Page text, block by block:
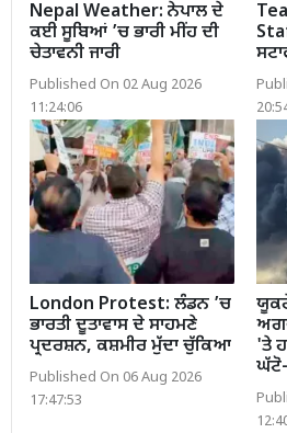
Nepal Weather: ਨੇਪਾਲ ਦੇ
ਕਈ ਸੂਬਿਆਂ ’ਚ ਭਾਰੀ ਮੀਂਹ ਦੀ
ਚੇਤਾਵਨੀ ਜਾਰੀ
Published On 02 Aug 2026
11:24:06
London Protest: ਲੰਡਨ ’ਚ
ਭਾਰਤੀ ਦੂਤਾਵਾਸ ਦੇ ਸਾਹਮਣੇ
ਪ੍ਰਦਰਸ਼ਨ, ਕਸ਼ਮੀਰ ਮੁੱਦਾ ਚੁੱਕਿਆ
Published On 06 Aug 2026
17:47:53
'ਤੇ